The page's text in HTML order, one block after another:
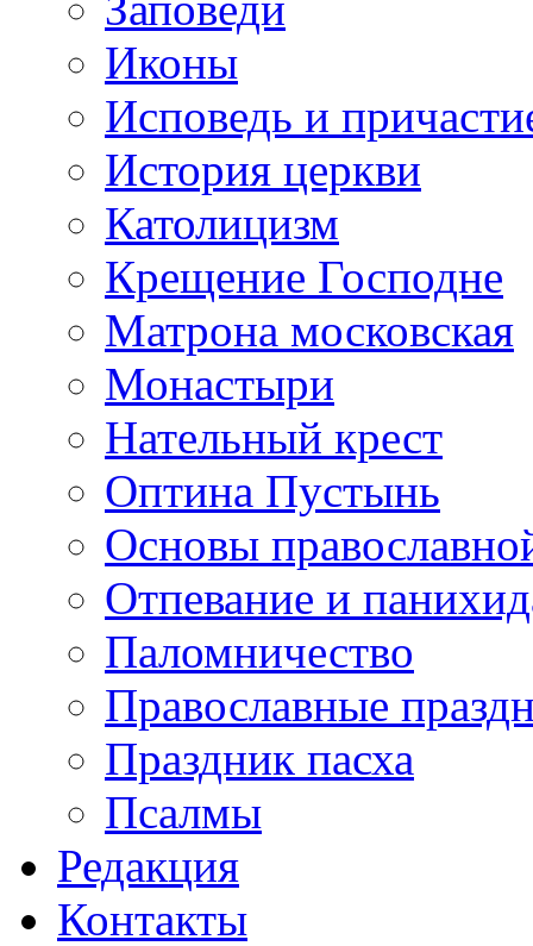
Иконы
Исповедь и
История церкви
Католицизм
Крещение Господне
Матрона московская
Монастыри
Нательный крест
Оптина Пустынь
Основы
Отпевание и
Паломничество
Православные
Праздник пасха
Псалмы
Редакция
Контакты